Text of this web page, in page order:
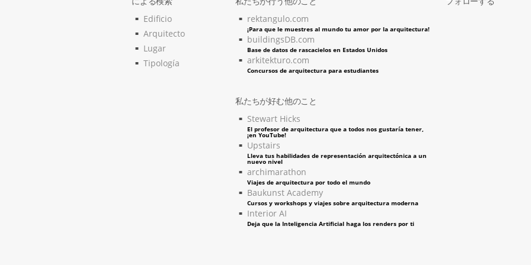
Edificio
Arquitecto
Lugar
Tipología
rektangulo.com
¡Para que le muestres al mundo tu amor por la arquitectura!
buildingsDB.com
Base de datos de rascacielos en Estados Unidos
arkitekturo.com
Concursos de arquitectura para estudiantes
私たちが好む他のこと
Stewart Hicks
El profesor de arquitectura que a todos nos gustaría tener,
¡en YouTube!
Upstairs
Lleva tus habilidades de representación arquitectónica a un
nuevo nivel
archimarathon
Viajes de arquitectura por todo el mundo
Baukunst Academy
Cursos y workshops y viajes sobre arquitectura moderna
Interior AI
Deja que la Inteligencia Artificial haga los renders por ti